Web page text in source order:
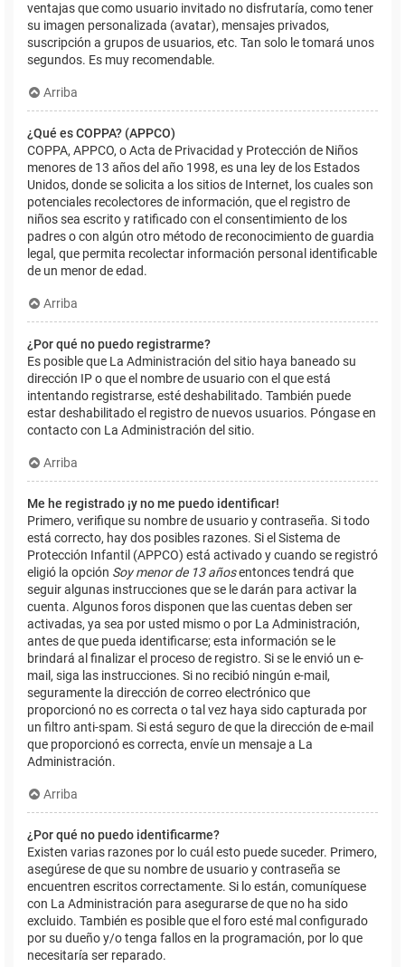
ventajas que como usuario invitado no disfrutaría, como tener
su imagen personalizada (avatar), mensajes privados,
suscripción a grupos de usuarios, etc. Tan solo le tomará unos
segundos. Es muy recomendable.
Arriba
¿Qué es COPPA? (APPCO)
COPPA, APPCO, o Acta de Privacidad y Protección de Niños
menores de 13 años del año 1998, es una ley de los Estados
Unidos, donde se solicita a los sitios de Internet, los cuales son
potenciales recolectores de información, que el registro de
niños sea escrito y ratificado con el consentimiento de los
padres o con algún otro método de reconocimiento de guardia
legal, que permita recolectar información personal identificable
de un menor de edad.
Arriba
¿Por qué no puedo registrarme?
Es posible que La Administración del sitio haya baneado su
dirección IP o que el nombre de usuario con el que está
intentando registrarse, esté deshabilitado. También puede
estar deshabilitado el registro de nuevos usuarios. Póngase en
contacto con La Administración del sitio.
Arriba
Me he registrado ¡y no me puedo identificar!
Primero, verifique su nombre de usuario y contraseña. Si todo
está correcto, hay dos posibles razones. Si el Sistema de
Protección Infantil (APPCO) está activado y cuando se registró
eligió la opción Soy menor de 13 añosentonces tendrá que
seguir algunas instrucciones que se le darán para activar la
cuenta. Algunos foros disponen que las cuentas deben ser
activadas, ya sea por usted mismo o por La Administración,
antes de que pueda identificarse; esta información se le
brindará al finalizar el proceso de registro. Si se le envió un e-
mail, siga las instrucciones. Si no recibió ningún e-mail,
seguramente la dirección de correo electrónico que
proporcionó no es correcta o tal vez haya sido capturada por
un filtro anti-spam. Si está seguro de que la dirección de e-mail
que proporcionó es correcta, envíe un mensaje a La
Administración.
Arriba
¿Por qué no puedo identificarme?
Existen varias razones por lo cuál esto puede suceder. Primero,
asegúrese de que su nombre de usuario y contraseña se
encuentren escritos correctamente. Si lo están, comuníquese
con La Administración para asegurarse de que no ha sido
excluido. También es posible que el foro esté mal configurado
por su dueño y/o tenga fallos en la programación, por lo que
necesitaría ser reparado.